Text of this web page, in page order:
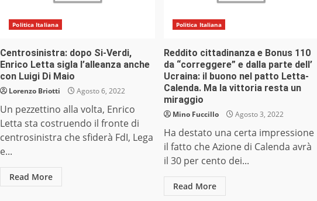
Politica Italiana
Centrosinistra: dopo Si-Verdi,
Enrico Letta sigla l’alleanza anche
con Luigi Di Maio
Lorenzo Briotti Agosto 6, 2022
Un pezzettino alla volta, Enrico
Letta sta costruendo il fronte di
centrosinistra che sfiderà FdI, Lega
e...
Read More
Politica Italiana
Reddito cittadinanza e Bonus 110
da “correggere” e dalla parte dell’
Ucraina: il buono nel patto Letta-
Calenda. Ma la vittoria resta un
miraggio
Mino Fuccillo Agosto 3, 2022
Ha destato una certa impressione
il fatto che Azione di Calenda avrà
il 30 per cento dei...
Read More